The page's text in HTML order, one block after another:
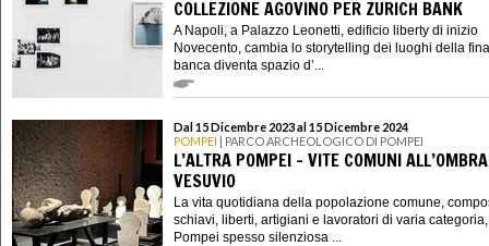
COLLEZIONE AGOVINO PER ZURICH BANK
A Napoli, a Palazzo Leonetti, edificio liberty di inizio
Novecento, cambia lo storytelling dei luoghi della
banca diventa spazio d’...
Dal 15 Dicembre 2023 al 15 Dicembre 2024
POMPEI | PARCO ARCHEOLOGICO DI POMPEI
L’ALTRA POMPEI – VITE COMUNI
VESUVIO
La vita quotidiana della popolazione comune,
schiavi, liberti, artigiani e lavoratori di varia
Pompei spesso silenziosa ...